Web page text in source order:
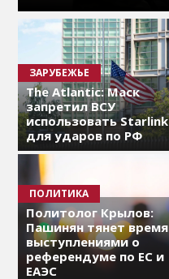
ЗАРУБЕЖЬЕ
The Atlantic: Маск
запретил ВСУ
использовать Starlink
для ударов по РФ
ПОЛИТИКА
Политолог Крылов:
Пашинян тянет время
выступлениями о
референдуме по ЕС и
ЕАЭС